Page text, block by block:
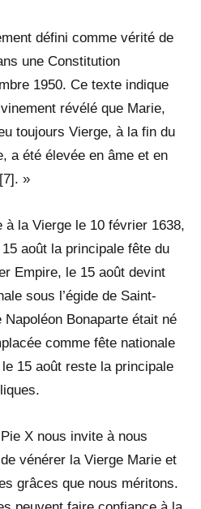
défini comme vérité de
une Constitution
1950. Ce texte indique
révélé que Marie,
toujours Vierge, à la fin du
a été élevée en âme et en
»
à la Vierge le 10 février 1638,
août la principale fête du
Empire, le 15 août devint
sous l’égide de Saint-
Bonaparte était né
comme fête nationale
15 août reste la principale
X nous invite à nous
vénérer la Vierge Marie et
grâces que nous méritons.